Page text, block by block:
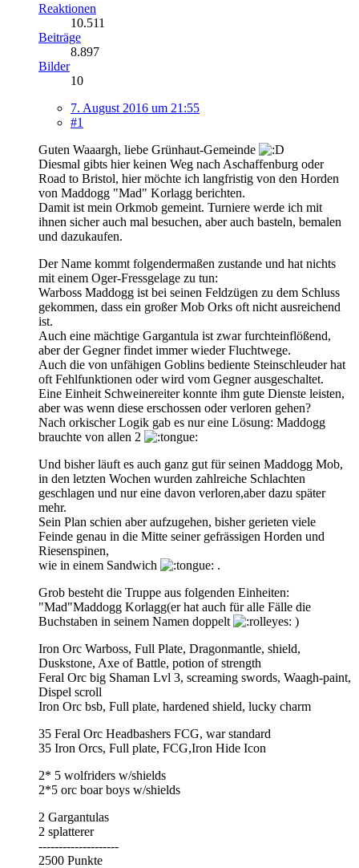
Reaktionen
10.511
Beiträge
8.897
Bilder
10
7. August 2016 um 21:55
#1
Guten Waaargh, liebe Grünhaut-Gemeinde
Diesmal gibts hier keinen Weg nach Aschaffenburg oder
Road to Bristol, hier möchte ich langfristig von den Horden
von Maddogg "Mad" Korlagg berichten.
Damit ist mein Orkmob gemeint. Turniere werde ich mit
ihnen sicher auch mal besuchen, aber auch basteln, bemalen
und dazukaufen.
Der Name kommt folgendermaßen zustande und hat nichts
mit einem Oger-Fressgelage zu tun:
Warboss Maddogg ist bei seinen Feldzügen zu dem Schluss
gekommen, dass ein großer Mob Orks oft nicht ausreichend
ist.
Auch eine mächtige Gargantula ist zwar furchteinflößend,
aber der Gegner findet immer wieder Fluchtwege.
Auch die von unfähigen Goblins bediente Steinschleuder hat
oft Fehlfunktionen oder wird vom Gegner ausgeschaltet.
Eine Einheit Schweinereiter konnte ihm gute Dienste leisten,
aber was wenn diese erschossen oder verloren gehen?
Nach orkischer Logik gab es nur eine Lösung: Maddogg
brauchte von allen 2
Und bisher läuft es auch ganz gut für seinen Maddogg Mob,
in den letzten Wochen wurden zahlreiche Schlachten
geschlagen und nur eine davon verloren,aber dazu später
mehr.
Sein Plan schien aber aufzugehen, bisher gerieten viele
Feinde genau in die Mitte seiner gefrässigen Horden und
Riesenspinen,
wie in einem Sandwich
.
Grob besteht die Truppe aus folgenden Einheiten:
"Mad"Maddogg Korlagg(er hat auch für alle Fälle die
Buchstaben in seinem Namen doppelt
)
Iron Orc Warboss, Full Plate, Dragonmantle, shield,
Duskstone, Axe of Battle, potion of strength
Feral Orc big Shaman Lvl 3, screaming swords, Waagh-paint,
Dispel scroll
Iron Orc bsb, Full plate, hardened shield, lucky charm
35 Feral Orc Headbashers FCG, war standard
35 Iron Orcs, Full plate, FCG,Iron Hide Icon
2* 5 wolfriders w/shields
2*5 orc boar boys w/shields
2 Gargantulas
2 splatterer
--------------------
2500 Punkte